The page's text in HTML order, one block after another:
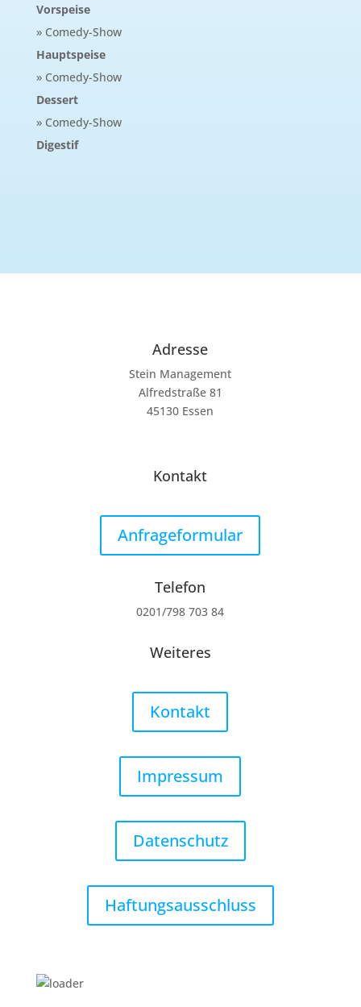
Vorspeise
» Comedy-Show
Hauptspeise
» Comedy-Show
Dessert
» Comedy-Show
Digestif
Adresse
Stein Management
Alfredstraße 81
45130 Essen
Kontakt
Anfrageformular
Telefon
0201/798 703 84
Weiteres
Kontakt
Impressum
Datenschutz
Haftungsausschluss